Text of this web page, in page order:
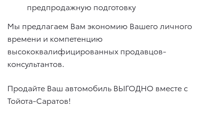
предпродажную подготовку
Мы предлагаем Вам экономию Вашего личного
времени и компетенцию
высококвалифицированных продавцов-
консультантов.
Продайте Ваш автомобиль ВЫГОДНО вместе с
Тойота-Саратов!